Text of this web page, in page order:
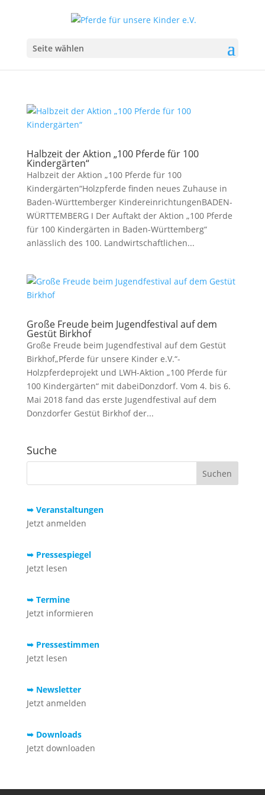
Seite wählen
Halbzeit der Aktion „100 Pferde für 100
Kindergärten“
Halbzeit der Aktion „100 Pferde für 100
Kindergärten“Holzpferde finden neues Zuhause in
Baden-Württemberger KindereinrichtungenBADEN-
WÜRTTEMBERG ǀ Der Auftakt der Aktion „100 Pferde
für 100 Kindergärten in Baden-Württemberg“
anlässlich des 100. Landwirtschaftlichen...
Große Freude beim Jugendfestival auf dem
Gestüt Birkhof
Große Freude beim Jugendfestival auf dem Gestüt
Birkhof„Pferde für unsere Kinder e.V.“-
Holzpferdeprojekt und LWH-Aktion „100 Pferde für
100 Kindergärten“ mit dabeiDonzdorf. Vom 4. bis 6.
Mai 2018 fand das erste Jugendfestival auf dem
Donzdorfer Gestüt Birkhof der...
Suche
➥ Veranstaltungen
Jetzt anmelden
➥ Pressespiegel
Jetzt lesen
➥ Termine
Jetzt informieren
➥ Pressestimmen
Jetzt lesen
➥ Newsletter
Jetzt anmelden
➥ Downloads
Jetzt downloaden